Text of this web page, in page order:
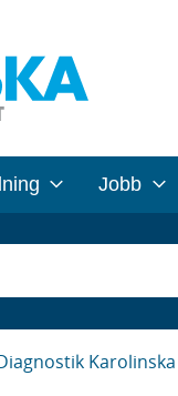
Jobb
Karolinska